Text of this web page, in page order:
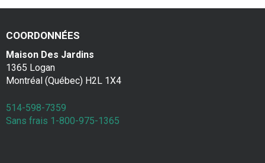
COORDONNÉES
Maison Des Jardins
1365 Logan
Montréal (Québec) H2L 1X4
514-598-7359
Sans frais 1-800-975-1365